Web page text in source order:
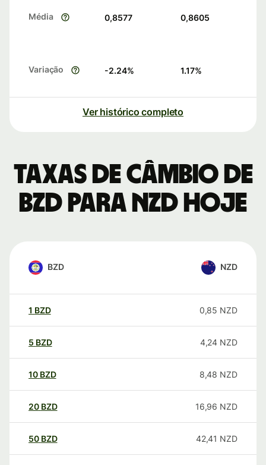
Média 0,8577 0,8605
Variação -2.24% 1.17%
Ver histórico completo
Taxas de câmbio de
BZD para NZD hoje
BZD NZD
1 BZD 0,85 NZD
5 BZD 4,24 NZD
10 BZD 8,48 NZD
20 BZD 16,96 NZD
50 BZD 42,41 NZD